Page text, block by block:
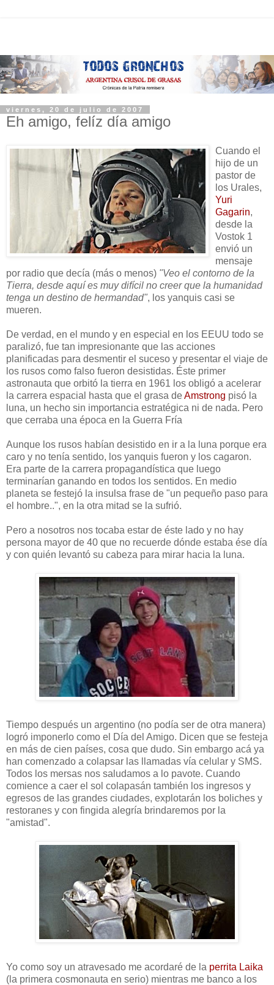
viernes, 20 de julio de 2007
Eh amigo, felíz día amigo
Cuando el
hijo de un
pastor de
los Urales,
Yuri
Gagarin,
desde la
Vostok 1
envió un
mensaje
por radio que decía (más o menos) "Veo el contorno de la
Tierra, desde aquí es muy difícil no creer que la humanidad
tenga un destino de hermandad", los yanquis casi se
mueren.
De verdad, en el mundo y en especial en los EEUU todo se
paralizó, fue tan impresionante que las acciones
planificadas para desmentir el suceso y presentar el viaje de
los rusos como falso fueron desistidas. Éste primer
astronauta que orbitó la tierra en 1961 los obligó a acelerar
la carrera espacial hasta que el grasa deAmstrong pisó la
luna, un hecho sin importancia estratégica ni de nada. Pero
que cerraba una época en la Guerra Fría
Aunque los rusos habían desistido en ir a la luna porque era
caro y no tenía sentido, los yanquis fueron y los cagaron.
Era parte de la carrera propagandística que luego
terminarían ganando en todos los sentidos. En medio
planeta se festejó la insulsa frase de "un pequeño paso para
el hombre..", en la otra mitad se la sufrió.
Pero a nosotros nos tocaba estar de éste lado y no hay
persona mayor de 40 que no recuerde dónde estaba ése día
y con quién levantó su cabeza para mirar hacia la luna.
Tiempo después un argentino (no podía ser de otra manera)
logró imponerlo como el Día del Amigo. Dicen que se festeja
en más de cien países, cosa que dudo. Sin embargo acá ya
han comenzado a colapsar las llamadas vía celular y SMS.
Todos los mersas nos saludamos a lo pavote. Cuando
comience a caer el sol colapasán también los ingresos y
egresos de las grandes ciudades, explotarán los boliches y
restoranes y con fingida alegría brindaremos por la
"amistad".
Yo como soy un atravesado me acordaré de la perrita Laika
(la primera cosmonauta en serio) mientras me banco a los